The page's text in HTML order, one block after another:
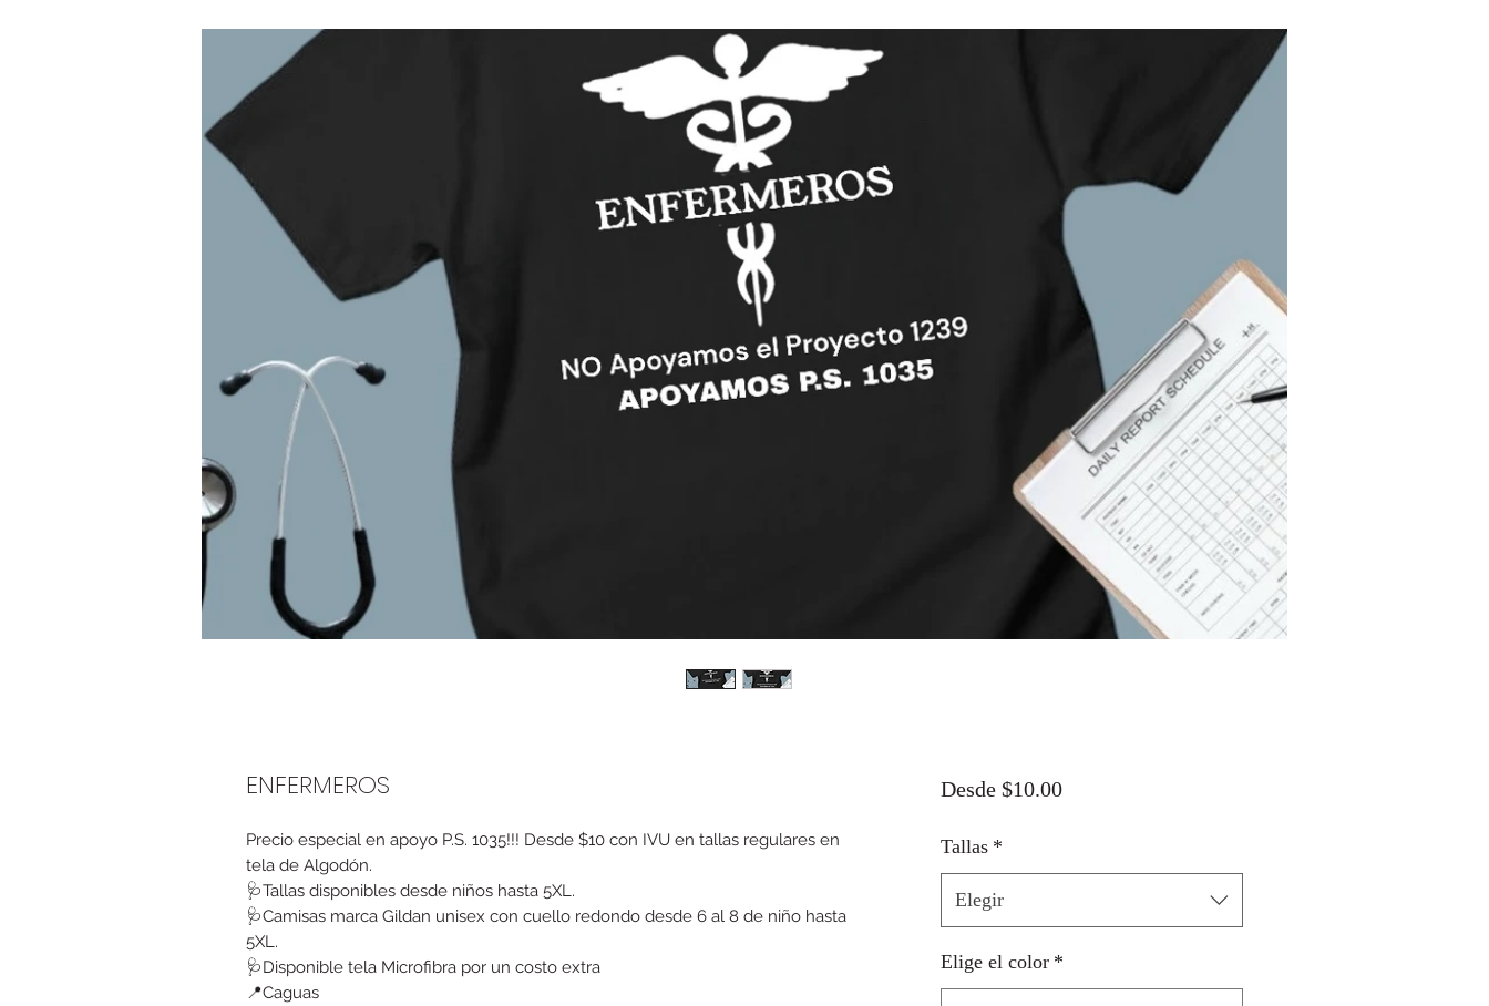
ENFERMEROS
Precio especial en apoyo P.S. 1035!!! Desde $10 con IVU en tallas regulares en
tela de Algodón.
🩺Tallas disponibles desde niños hasta 5XL.
🩺Camisas marca Gildan unisex con cuello redondo desde 6 al 8 de niño hasta
5XL.
🩺Disponible tela Microfibra por un costo extra
📍Caguas
Desde $10.00Precio
Tallas *
Elegir
Elige el color *